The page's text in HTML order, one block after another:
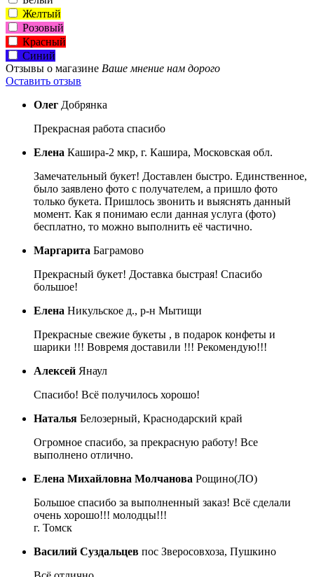
Желтый
Розовый
Красный
Синий
Отзывы о магазине Ваше мнение нам дорого
Оставить отзыв
Олег Добрянка
Прекрасная работа спасибо
Елена Кашира-2 мкр, г. Кашира, Московская обл.
Замечательный букет! Доставлен быстро. Единственное,
было заявлено фото с получателем, а пришло фото
только букета. Пришлось звонить и выяснять данный
момент. Как я понимаю если данная услуга (фото)
бесплатно, то можно выполнить её частично.
Маргарита Баграмово
Прекрасный букет! Доставка быстрая! Спасибо
большое!
Елена Никульское д., р-н Мытищи
Прекрасные свежие букеты , в подарок конфеты и
шарики !!! Вовремя доставили !!! Рекомендую!!!
Алексей Янаул
Спасибо! Всё получилось хорошо!
Наталья Белозерный, Краснодарский край
Огромное спасибо, за прекрасную работу! Все
выполнено отлично.
Елена Михайловна Молчанова Рощино(ЛО)
Большое спасибо за выполненный заказ! Всё сделали
очень хорошо!!! молодцы!!!
г. Томск
Василий Суздальцев пос Зверосовхоза, Пушкино